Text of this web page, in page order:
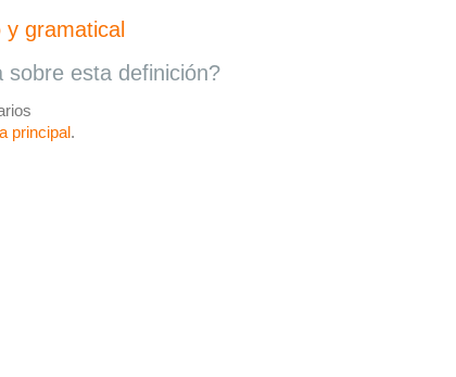
gramatical
sobre esta definición?
principal.